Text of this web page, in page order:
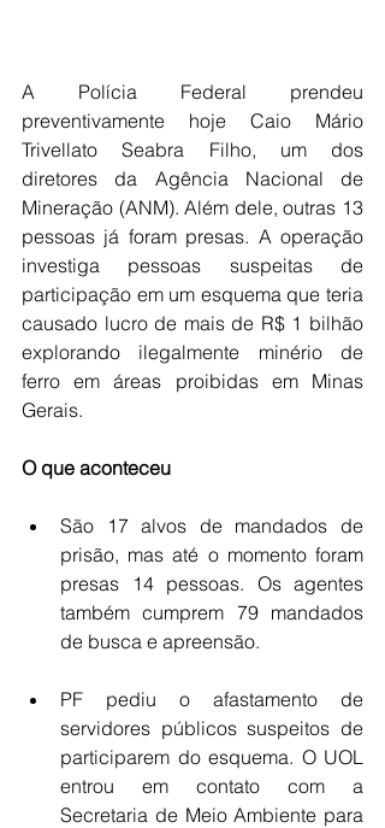
A Polícia Federal prendeu
preventivamente hoje Caio Mário
Trivellato Seabra Filho, um dos
diretores da Agência Nacional de
Mineração (ANM). Além dele, outras 13
pessoas já foram presas. A operação
investiga pessoas suspeitas de
participação em um esquema que teria
causado lucro de mais de R$ 1 bilhão
explorando ilegalmente minério de
ferro em áreas proibidas em Minas
Gerais.
O que aconteceu
São 17 alvos de mandados de
prisão, mas até o momento foram
presas 14 pessoas. Os agentes
também cumprem 79 mandados
de busca e apreensão.
PF pediu o afastamento de
servidores públicos suspeitos de
participarem do esquema. O UOL
entrou em contato com a
Secretaria de Meio Ambiente para